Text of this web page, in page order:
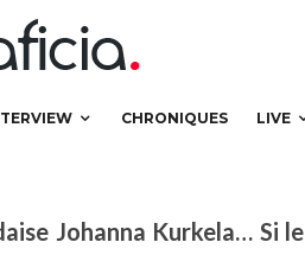
CHRONIQUES LIVE
Johanna Kurkela… Si le